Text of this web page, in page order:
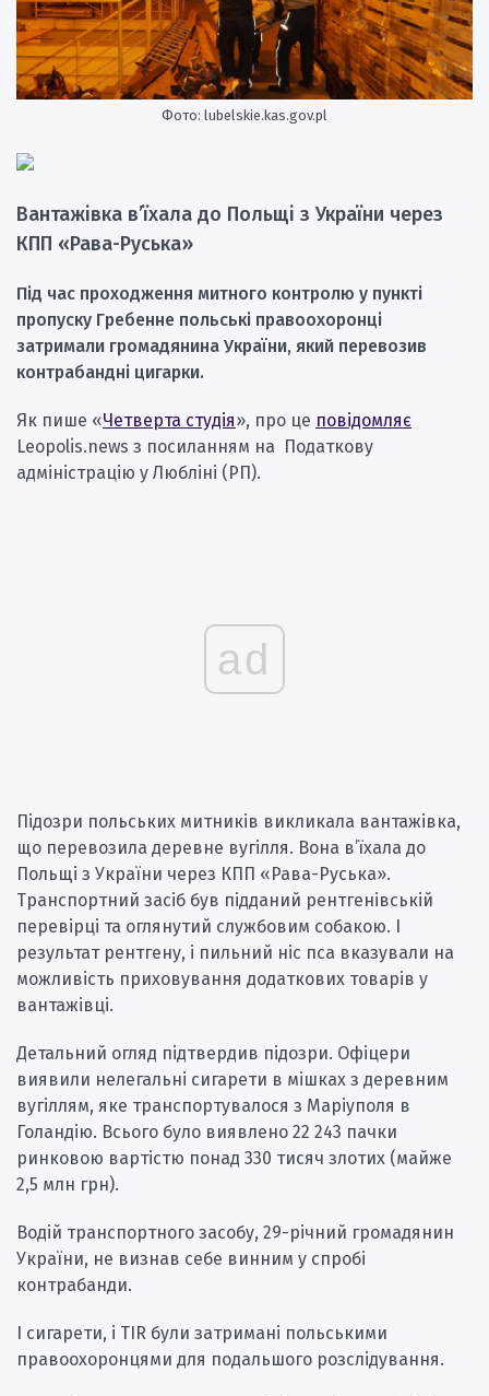
Фото: lubelskie.kas.gov.pl
Вантажівка в’їхала до Польщі з України через
КПП «Рава-Руська»
Під час проходження митного контролю у пункті
пропуску Гребенне польські правоохоронці
затримали громадянина України, який перевозив
контрабандні цигарки.
Як пише «Четверта студія», про це повідомляє
Leopolis.news з посиланням на Податкову
адміністрацію у Любліні (РП).
ad
Підозри польських митників викликала вантажівка,
що перевозила деревне вугілля. Вона в’їхала до
Польщі з України через КПП «Рава-Руська».
Транспортний засіб був підданий рентгенівській
перевірці та оглянутий службовим собакою. І
результат рентгену, і пильний ніс пса вказували на
можливість приховування додаткових товарів у
вантажівці.
Детальний огляд підтвердив підозри. Офіцери
виявили нелегальні сигарети в мішках з деревним
вугіллям, яке транспортувалося з Маріуполя в
Голандію. Всього було виявлено 22 243 пачки
ринковою вартістю понад 330 тисяч злотих (майже
2,5 млн грн).
Водій транспортного засобу, 29-річний громадянин
України, не визнав себе винним у спробі
контрабанди.
І сигарети, і TIR були затримані польськими
правоохоронцями для подальшого розслідування.